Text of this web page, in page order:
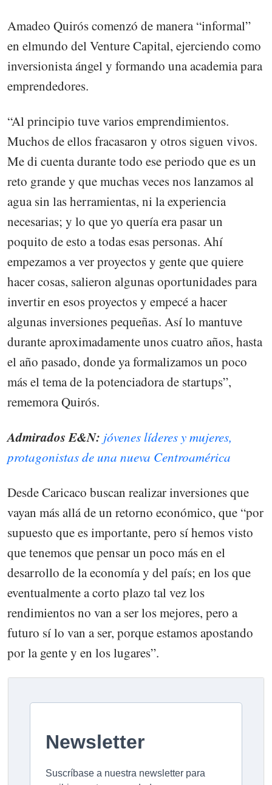
Amadeo Quirós comenzó de manera “informal”
en elmundo del Venture Capital, ejerciendo como
inversionista ángel y formando una academia para
emprendedores.
“Al principio tuve varios emprendimientos.
Muchos de ellos fracasaron y otros siguen vivos.
Me di cuenta durante todo ese periodo que es un
reto grande y que muchas veces nos lanzamos al
agua sin las herramientas, ni la experiencia
necesarias; y lo que yo quería era pasar un
poquito de esto a todas esas personas. Ahí
empezamos a ver proyectos y gente que quiere
hacer cosas, salieron algunas oportunidades para
invertir en esos proyectos y empecé a hacer
algunas inversiones pequeñas. Así lo mantuve
durante aproximadamente unos cuatro años, hasta
el año pasado, donde ya formalizamos un poco
más el tema de la potenciadora de startups”,
rememora Quirós.
Admirados E&N: jóvenes líderes y mujeres,
protagonistas de una nueva Centroamérica
Desde Caricaco buscan realizar inversiones que
vayan más allá de un retorno económico, que “por
supuesto que es importante, pero sí hemos visto
que tenemos que pensar un poco más en el
desarrollo de la economía y del país; en los que
eventualmente a corto plazo tal vez los
rendimientos no van a ser los mejores, pero a
futuro sí lo van a ser, porque estamos apostando
por la gente y en los lugares”.